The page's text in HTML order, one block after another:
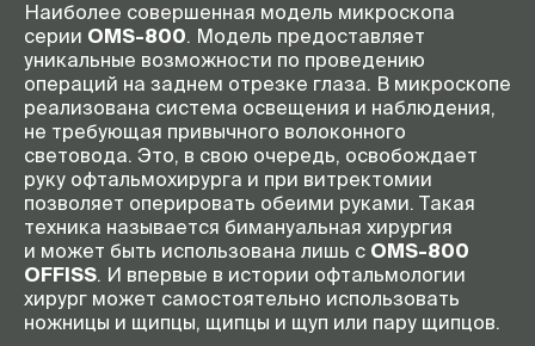
Наиболее совершенная модель микроскопа
серии OMS-800. Модель предоставляет
уникальные возможности по проведению
операций на заднем отрезке глаза. В микроскопе
реализована система освещения и наблюдения,
не требующая привычного волоконного
световода. Это, в свою очередь, освобождает
руку офтальмохирурга и при витректомии
позволяет оперировать обеими руками. Такая
техника называется бимануальная хирургия
и может быть использована лишь с OMS-800
OFFISS. И впервые в истории офтальмологии
хирург может самостоятельно использовать
ножницы и щипцы, щипцы и щуп или пару щипцов.